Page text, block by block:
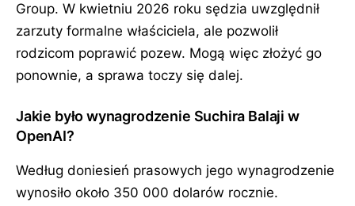
Group. W kwietniu 2026 roku sędzia uwzględnił
zarzuty formalne właściciela, ale pozwolił
rodzicom poprawić pozew. Mogą więc złożyć go
ponownie, a sprawa toczy się dalej.
Jakie było wynagrodzenie Suchira Balaji w
OpenAI?
Według doniesień prasowych jego wynagrodzenie
wynosiło około 350 000 dolarów rocznie.